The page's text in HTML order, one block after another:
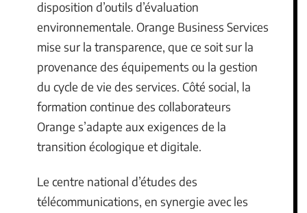
disposition d’outils d’évaluation
environnementale. Orange Business Services
mise sur la transparence, que ce soit sur la
provenance des équipements ou la gestion
du cycle de vie des services. Côté social, la
formation continue des collaborateurs
Orange s’adapte aux exigences de la
transition écologique et digitale.
Le centre national d’études des
télécommunications, en synergie avec les